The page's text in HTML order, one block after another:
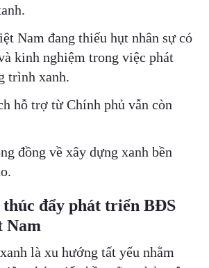
Nam đang thiếu hụt nhân sự có
kinh nghiệm trong việc phát
trình xanh.
hỗ trợ từ Chính phủ vẫn còn
đồng về xây dựng xanh bền
thúc đẩy phát triển BĐS
Nam
là xu hướng tất yếu nhằm